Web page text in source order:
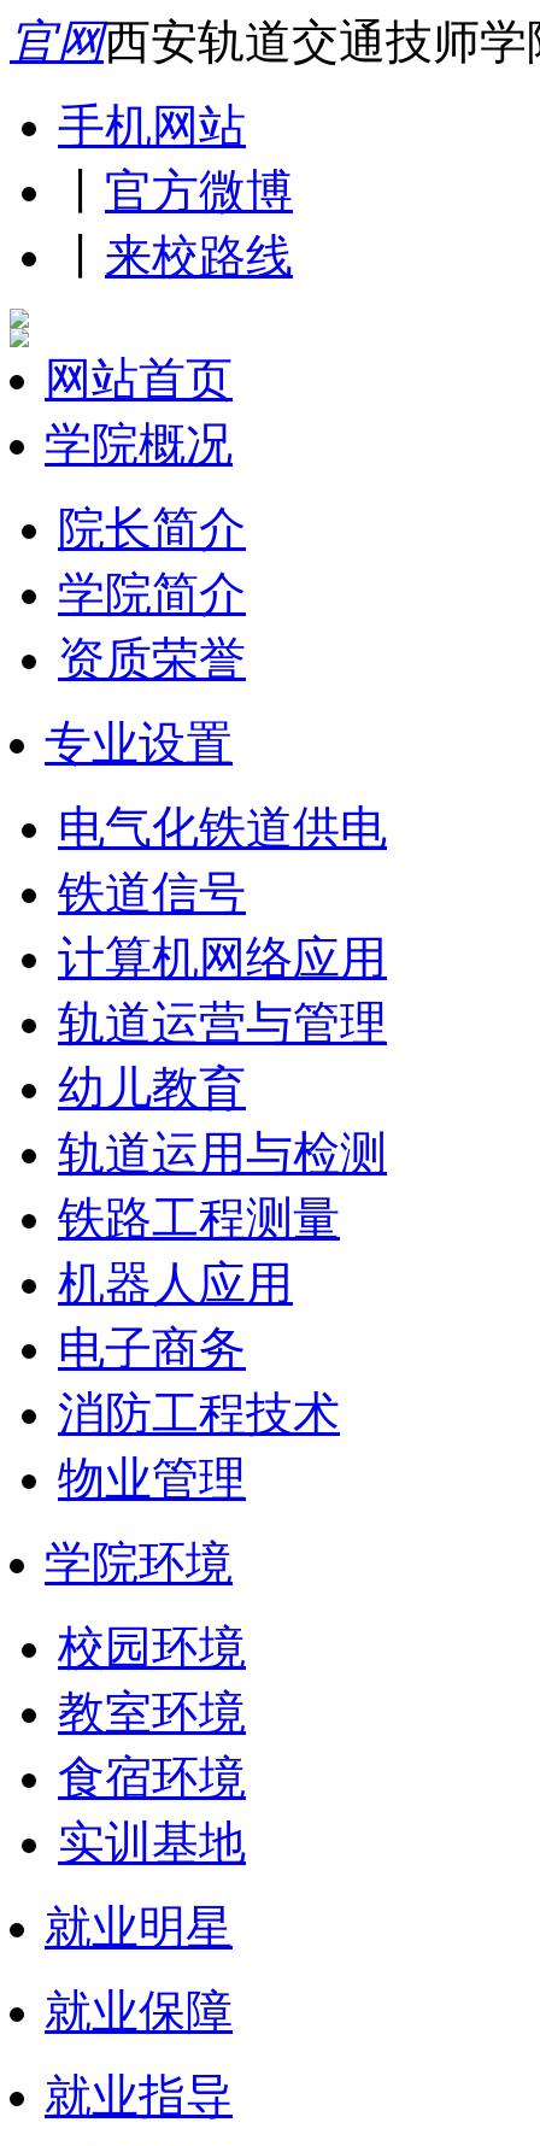
官网西安轨道交通技师
手机网站
官方微博
来校路线
网站首页
学院概况
院长简介
学院简介
资质荣誉
专业设置
电气化铁道供电
铁道信号
计算机网络应用
轨道运营与管理
幼儿教育
轨道运用与检测
铁路工程测量
机器人应用
电子商务
消防工程技术
物业管理
学院环境
校园环境
教室环境
食宿环境
实训基地
就业明星
就业保障
就业指导